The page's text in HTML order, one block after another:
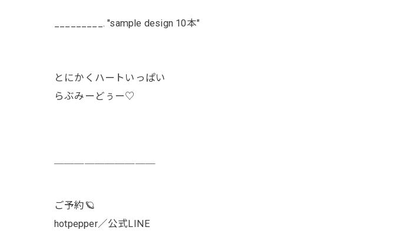
_________. "sample design 10本"
とにかくハートいっぱい
らぶみーどぅー♡
ご予約🪐
hotpepper／公式LINE